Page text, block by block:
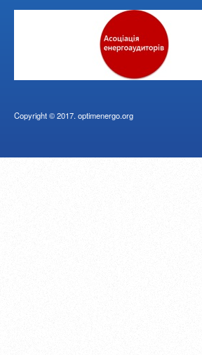
Copyright © 2017. optimenergo.org